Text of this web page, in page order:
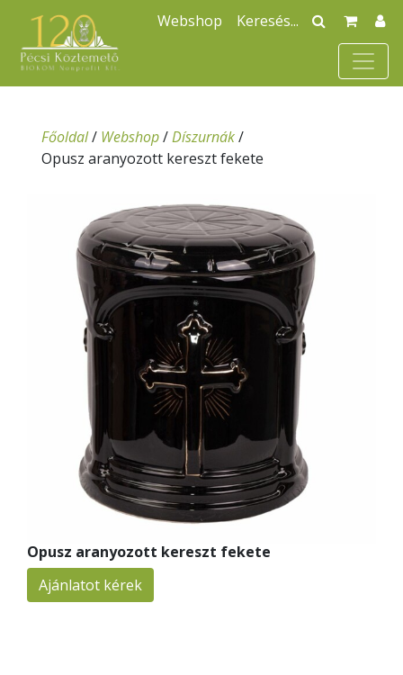
Webshop
Főoldal/ Webshop/Díszurnák/
Opusz aranyozott kereszt fekete
Opusz aranyozott kereszt fekete
Ajánlatot kérek